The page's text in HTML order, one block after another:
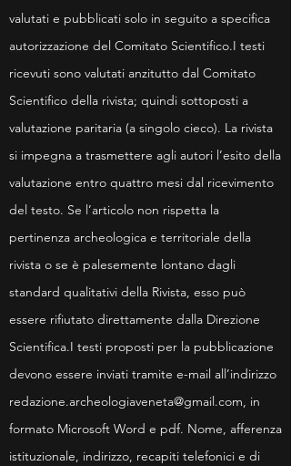
valutati e pubblicati solo in seguito a specifica
autorizzazione del Comitato Scientifico.I testi
ricevuti sono valutati anzitutto dal Comitato
Scientifico della rivista; quindi sottoposti a
valutazione paritaria (a singolo cieco). La rivista
si impegna a trasmettere agli autori l’esito della
valutazione entro quattro mesi dal ricevimento
del testo. Se l’articolo non rispetta la
pertinenza archeologica e territoriale della
rivista o se è palesemente lontano dagli
standard qualitativi della Rivista, esso può
essere rifiutato direttamente dalla Direzione
Scientifica.I testi proposti per la pubblicazione
devono essere inviati tramite e-mail all’indirizzo
redazione.archeologiaveneta@gmail.com, in
formato Microsoft Word e pdf. Nome, afferenza
istituzionale, indirizzo, recapiti telefonici e di